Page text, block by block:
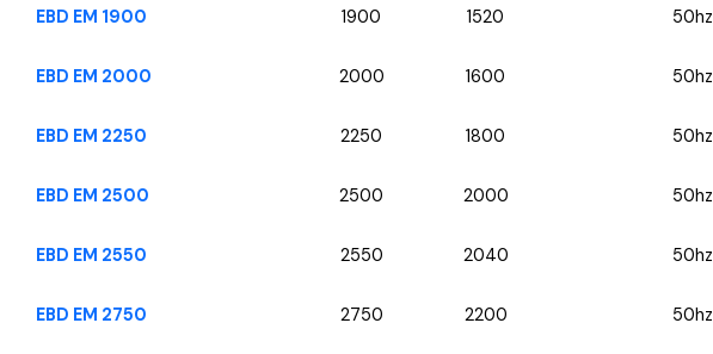
EBD EM 1900 1900 1520 50hz
EBD EM 2000 2000 1600 50hz
EBD EM 2250 2250 1800 50hz
EBD EM 2500 2500 2000 50hz
EBD EM 2550 2550 2040 50hz
EBD EM 2750 2750 2200 50hz